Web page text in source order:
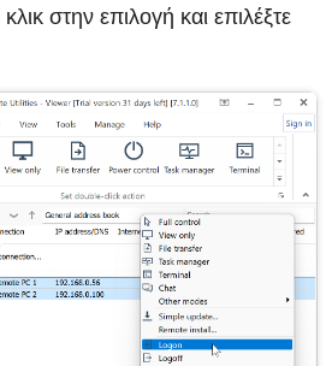
στην επιλογή και επιλέξτε